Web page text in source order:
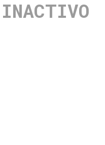
INACTIVO